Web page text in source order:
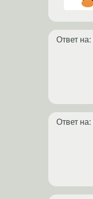
Ответ на:
Ответ на: